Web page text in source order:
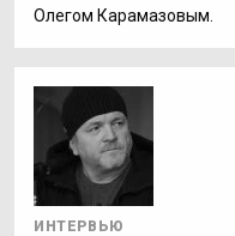
Олегом Карамазовым.
ИНТЕРВЬЮ